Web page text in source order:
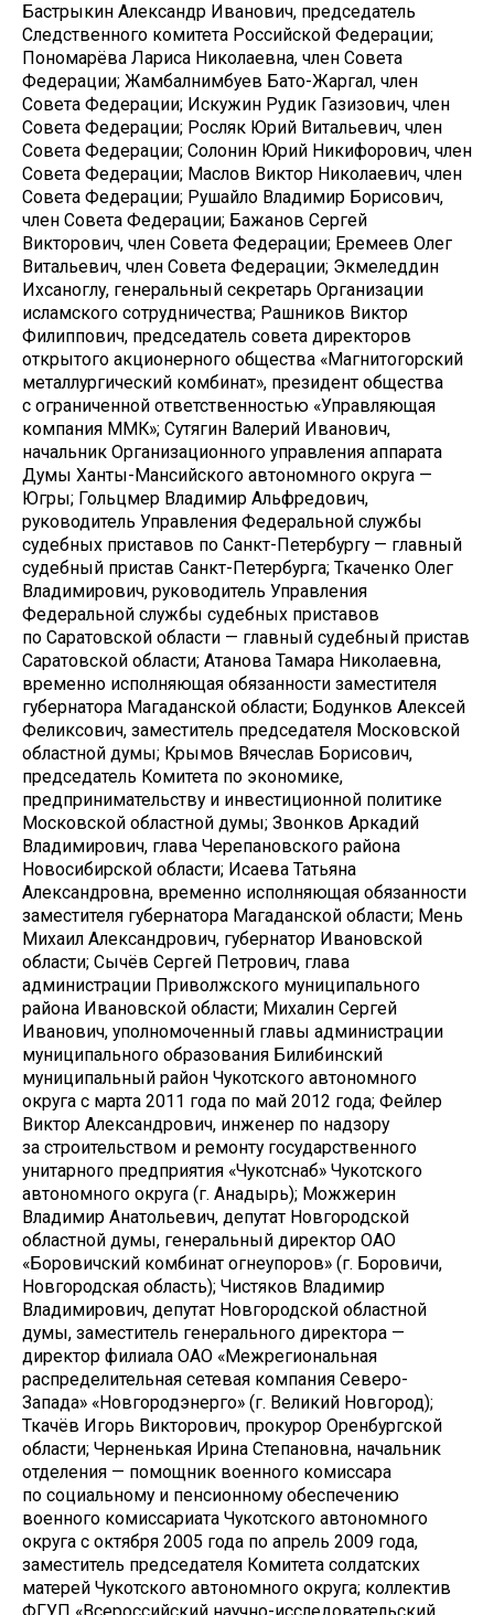
Бастрыкин Александр Иванович, председатель
Следственного комитета Российской Федерации;
Пономарёва Лариса Николаевна, член Совета
Федерации; Жамбалнимбуев Бато-Жаргал, член
Совета Федерации; Искужин Рудик Газизович, член
Совета Федерации; Росляк Юрий Витальевич, член
Совета Федерации; Солонин Юрий Никифорович, член
Совета Федерации; Маслов Виктор Николаевич, член
Совета Федерации; Рушайло Владимир Борисович,
член Совета Федерации; Бажанов Сергей
Викторович, член Совета Федерации; Еремеев Олег
Витальевич, член Совета Федерации; Экмеледдин
Ихсаноглу, генеральный секретарь Организации
исламского сотрудничества; Рашников Виктор
Филиппович, председатель совета директоров
открытого акционерного общества «Магнитогорский
металлургический комбинат», президент общества
с ограниченной ответственностью «Управляющая
компания ММК»; Сутягин Валерий Иванович,
начальник Организационного управления аппарата
Думы Ханты-Мансийского автономного округа —
Югры; Гольцмер Владимир Альфредович,
руководитель Управления Федеральной службы
судебных приставов по Санкт-Петербургу — главный
судебный пристав Санкт-Петербурга; Ткаченко Олег
Владимирович, руководитель Управления
Федеральной службы судебных приставов
по Саратовской области — главный судебный пристав
Саратовской области; Атанова Тамара Николаевна,
временно исполняющая обязанности заместителя
губернатора Магаданской области; Бодунков Алексей
Феликсович, заместитель председателя Московской
областной думы; Крымов Вячеслав Борисович,
председатель Комитета по экономике,
предпринимательству и инвестиционной политике
Московской областной думы; Звонков Аркадий
Владимирович, глава Черепановского района
Новосибирской области; Исаева Татьяна
Александровна, временно исполняющая обязанности
заместителя губернатора Магаданской области; Мень
Михаил Александрович, губернатор Ивановской
области; Сычёв Сергей Петрович, глава
администрации Приволжского муниципального
района Ивановской области; Михалин Сергей
Иванович, уполномоченный главы администрации
муниципального образования Билибинский
муниципальный район Чукотского автономного
округа с марта 2011 года по май 2012 года; Фейлер
Виктор Александрович, инженер по надзору
за строительством и ремонту государственного
унитарного предприятия «Чукотснаб» Чукотского
автономного округа (г. Анадырь); Можжерин
Владимир Анатольевич, депутат Новгородской
областной думы, генеральный директор ОАО
«Боровичский комбинат огнеупоров» (г. Боровичи,
Новгородская область); Чистяков Владимир
Владимирович, депутат Новгородской областной
думы, заместитель генерального директора —
директор филиала ОАО «Межрегиональная
распределительная сетевая компания Северо-
Запада» «Новгородэнерго» (г. Великий Новгород);
Ткачёв Игорь Викторович, прокурор Оренбургской
области; Черненькая Ирина Степановна, начальник
отделения — помощник военного комиссара
по социальному и пенсионному обеспечению
военного комиссариата Чукотского автономного
округа с октября 2005 года по апрель 2009 года,
заместитель председателя Комитета солдатских
матерей Чукотского автономного округа; коллектив